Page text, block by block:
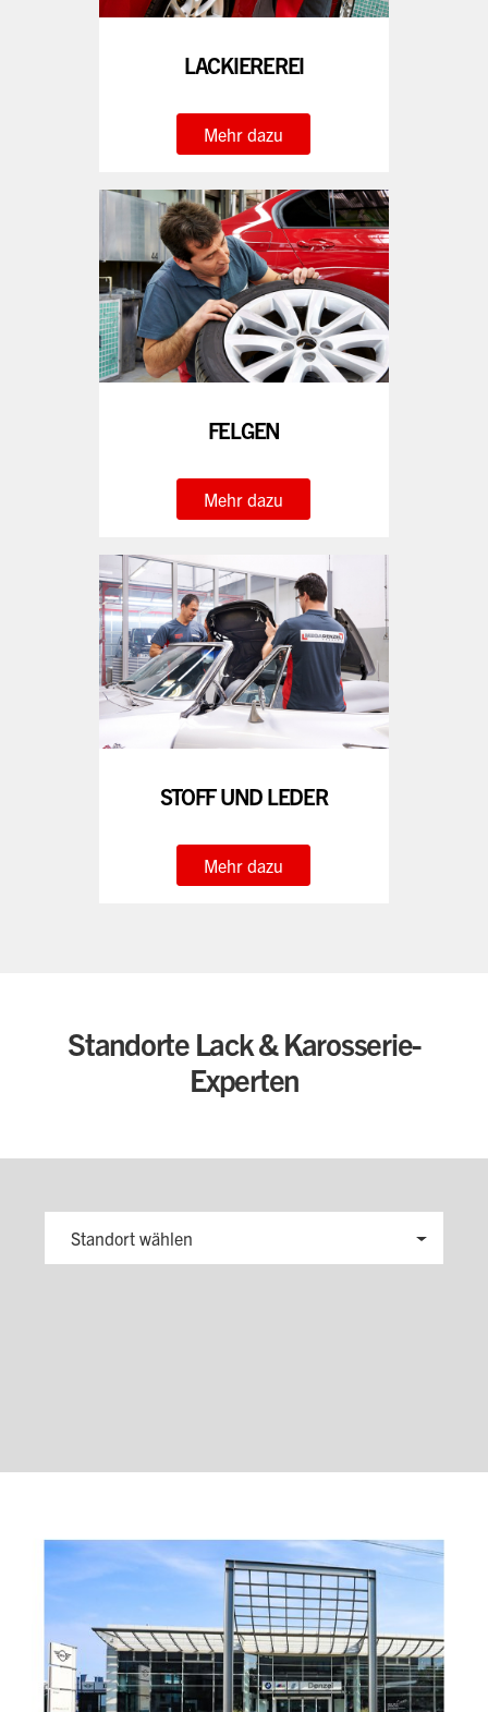
LACKIEREREI
Mehr dazu
FELGEN
Mehr dazu
STOFF UND LEDER
Mehr dazu
Standorte Lack & Karosserie-
Experten
Standort wählen